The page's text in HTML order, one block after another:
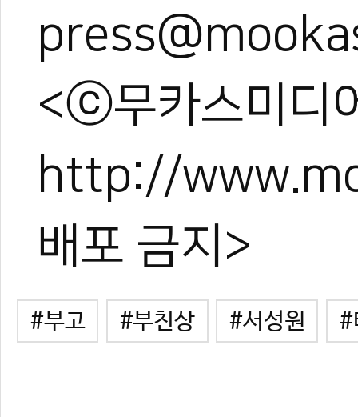
<ⓒ무카스미디
http://
배포 금지>
[부고] 송봉섭